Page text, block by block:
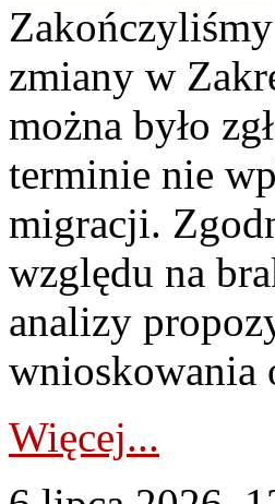
zmiany w
można było
terminie nie
migracji.
względu na
analizy
wnioskowania
Więcej...